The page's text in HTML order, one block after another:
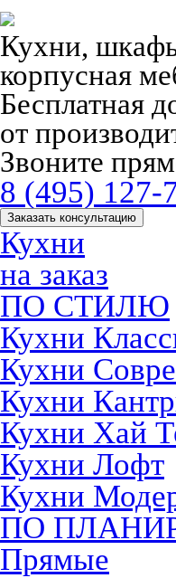
Кухни,
корпусная
Бесплатная
от
Звоните
8 (495) 127-
Заказать консультацию
Кухни
на заказ
ПО СТИЛЮ
Кухни
Кухни
Кухни
Кухни Хай
Кухни Лофт
Кухни
ПО
Прямые